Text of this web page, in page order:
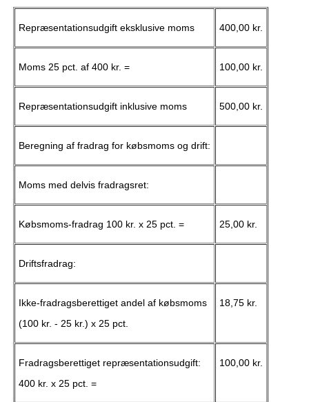
Repræsentationsudgift eksklusive moms 400,00 kr.
Moms 25 pct. af 400 kr. = 100,00 kr.
Repræsentationsudgift inklusive moms 500,00 kr.
Beregning af fradrag for købsmoms og drift:
Moms med delvis fradragsret:
Købsmoms-fradrag 100 kr. x 25 pct. = 25,00 kr.
Driftsfradrag:
Ikke-fradragsberettiget andel af købsmoms
(100 kr. - 25 kr.) x 25 pct.
18,75 kr.
Fradragsberettiget repræsentationsudgift:
400 kr. x 25 pct. =
100,00 kr.